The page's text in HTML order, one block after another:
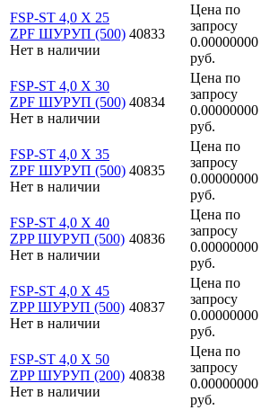
FSP-ST 4,0 X 25
ZPF ШУРУП (500)
Нет в наличии
40833
Цена по
запросу
0.00000000
руб.
FSP-ST 4,0 X 30
ZPF ШУРУП (500)
Нет в наличии
40834
Цена по
запросу
0.00000000
руб.
FSP-ST 4,0 X 35
ZPF ШУРУП (500)
Нет в наличии
40835
Цена по
запросу
0.00000000
руб.
FSP-ST 4,0 X 40
ZPP ШУРУП (500)
Нет в наличии
40836
Цена по
запросу
0.00000000
руб.
FSP-ST 4,0 X 45
ZPP ШУРУП (500)
Нет в наличии
40837
Цена по
запросу
0.00000000
руб.
FSP-ST 4,0 X 50
ZPP ШУРУП (200)
Нет в наличии
40838
Цена по
запросу
0.00000000
руб.